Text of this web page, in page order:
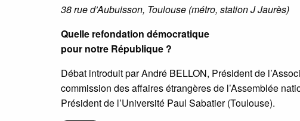
38 rue d’Aubuisson, Toulouse (métro, station J Jaurès)
Quelle refondation démocratique
pour notre République ?
Débat introduit par André BELLON, Président de
commission des affaires étrangères de l’Assemblée
Président de l’Université Paul Sabatier (Toulouse).